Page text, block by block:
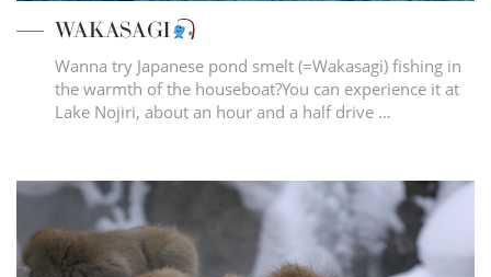
WAKASAGI
Wanna try Japanese pond smelt (=Wakasagi) fishing in
the warmth of the houseboat?You can experience it at
Lake Nojiri, about an hour and a half drive …